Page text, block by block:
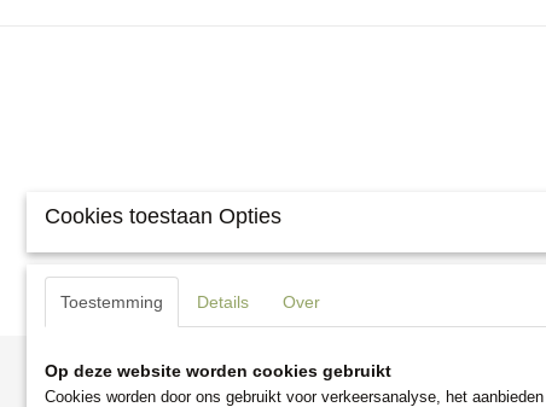
Categorieën
Cookies toestaan Opties
Toestemming Details Over
Op deze website worden cookies gebruikt
Cookies worden door ons gebruikt voor verkeersanalyse, het